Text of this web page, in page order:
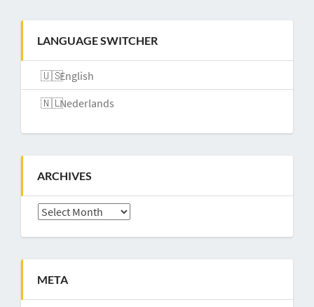
LANGUAGE SWITCHER
English
Nederlands
ARCHIVES
Archives
META